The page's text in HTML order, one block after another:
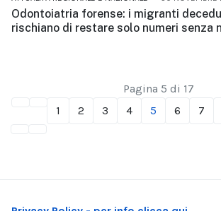
Odontoiatria forense: i migranti
rischiano di restare solo numeri senza
1 2 3 4 5 6 7
Pagina 5 di 17